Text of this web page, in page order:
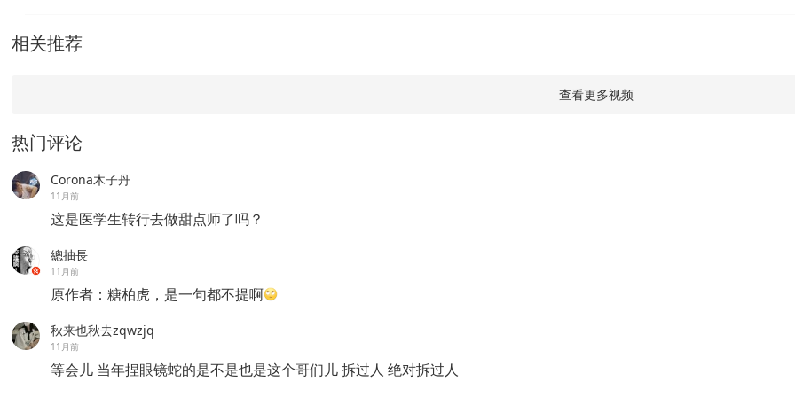
相关推荐
查看更多视频
热门评论
Corona木子丹
11月前
这是医学生转行去做甜点师了吗？
總抽長
11月前
原作者：糖柏虎，是一句都不提啊
秋来也秋去zqwzjq
11月前
等会儿 当年捏眼镜蛇的是不是也是这个哥们儿 拆过人 绝对拆过人